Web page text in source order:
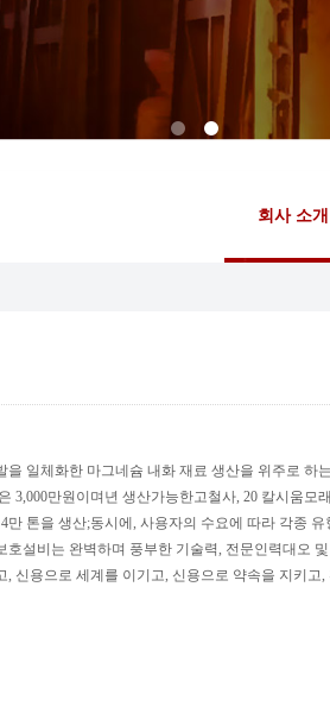
회사 소개
일체화한 마그네슘 내화 재료 생산을 위주로
3,000만원이며년 생산가능한고철사, 20 칼시움
톤을 생산;동시에, 사용자의 수요에 따라 각종
설비는 완벽하며 풍부한 기술력, 전문인력대오
용으로 세계를 이기고, 신용으로 약속을 지키